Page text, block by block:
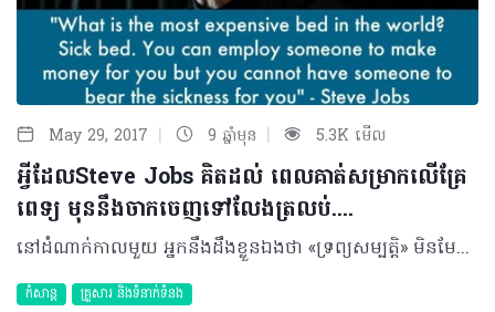
May 29, 2017 | 9 ឆ្នាំមុន | 5.3K មើល
អ្វីដែលSteve Jobs គិតដល់ ពេលគាត់សម្រាកលើគ្រែ
ពេទ្យ មុននឹងចាកចេញទៅលែងត្រលប់....
នៅដំណាក់កាលមួយ អ្នកនឹងដឹងខ្លួនឯងថា «ទ្រព្យសម្បត្តិ» មិនមែនជាអ្វីគ្រប់យ៉ាង ហើយរឹតតែមិនមែនជាអ្វិដែលអ្នកអាចរក្សា និងយកទៅបាន ក្រោយពេលបាត់បង់ជីវិតនោះទេ... តើអ្វីទៅដែលមានតម្លៃមហាសាល? តើអ្វីទៅដែលអ្នកគួរយកចិតទុកដាក់គ្រប់ពេល ទើបមិនប្រឈមនឹងភាពស្តាយក្រោយ? ចុចមើលវីដេអូទាំងអស់គ្នា...
កំសាន្ត គ្រួសារ​ និងទំនាក់ទំនង